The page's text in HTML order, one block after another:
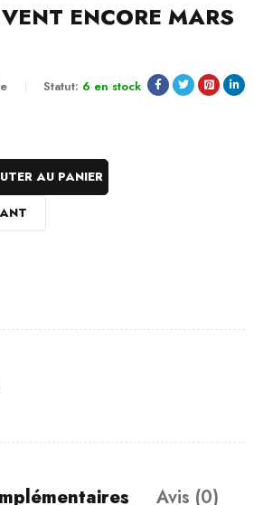
ENCORE MARS
Statut: 6 en stock
AU PANIER
Avis (0)